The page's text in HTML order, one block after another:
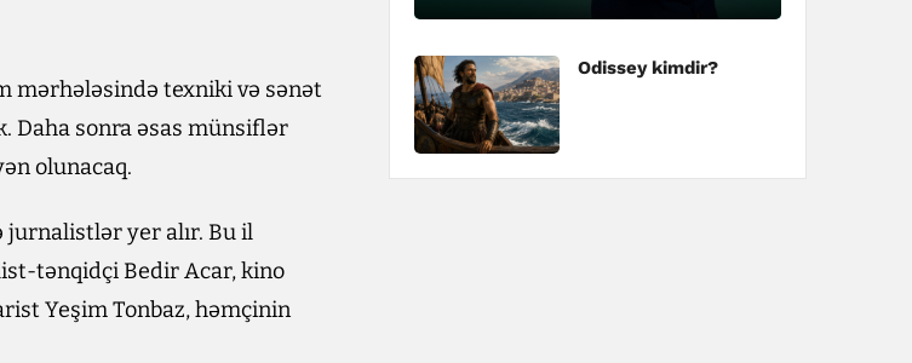
mərhələsində texniki və sənət
Daha sonra əsas münsiflər
olunacaq.
yer alır. Bu il
tənqidçi Bedir Acar, kino
Yeşim Tonbaz, həmçinin
Odissey kimdir?